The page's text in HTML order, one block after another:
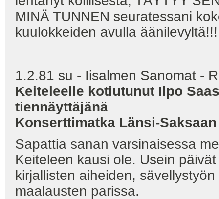
MINÄ TUNNEN seuratessani
kuulokkeiden avulla äänilevyltä!!!
1.2.81 su - Iisalmen Sanomat -
Keiteleelle kotiutunut Ilpo
tiennäyttäjänä
Konserttimatka Länsi-Saksaan
Sapattia sanan varsinaisessa
Keiteleen kausi ole. Usein
kirjallisten aiheiden,
maalausten parissa.